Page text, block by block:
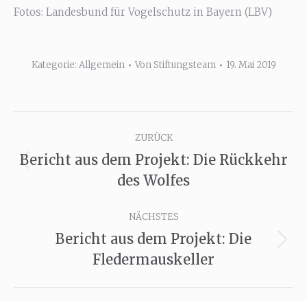
Fotos: Landesbund für Vogelschutz in Bayern (LBV)
Kategorie: Allgemein Von Stiftungsteam 19. Mai 2019
Kommentarnavigation
ZURÜCK
Vorheriger
Beitrag:
Bericht aus dem Projekt: Die Rückkehr
des Wolfes
NÄCHSTES
Nächster
Beitrag:
Bericht aus dem Projekt: Die
Fledermauskeller